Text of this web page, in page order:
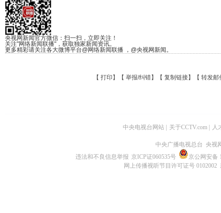
央视网新闻官方微信：扫一扫，立即关注！
关注"网络新闻联播"，获取独家新闻资讯。
更多精彩请关注各大微博平台@网络新闻联播 ，@央视网新闻。
【 打印 】【 举报/纠错】【 复制链接】【 转发邮
中央电视台网站 关于CCTV.com 人
中央广播电视总台 央视
违法和不良信息举报 京ICP证060535号
京公网安备
网上传播视听节目许可证号 0102002